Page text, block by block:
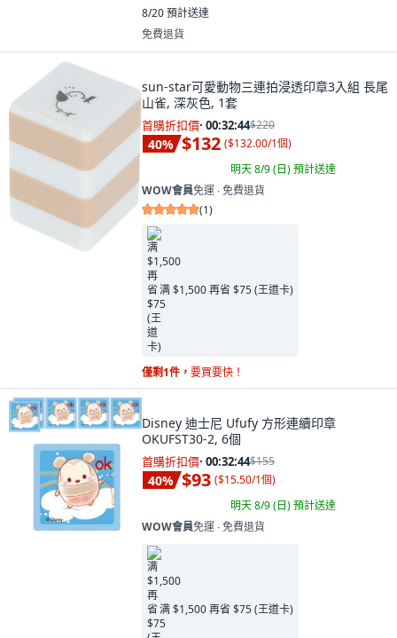
8/20預計送達
免費退貨
sun-star可愛動物三連拍浸透印章3入組 長尾
山雀, 深灰色, 1套
首購折扣價· 00:32:42$220
40% $132 ($132.00/1個)
明天 8/9 (日)預計送達
WOW會員免運 ∙ 免費退貨
(1)
满 $1,500 再省 $75 (王道卡)
僅剩1件， 要買要快！
Disney 迪士尼 Ufufy 方形連續印章
OKUFST30-2, 6個
首購折扣價· 00:32:42$155
40% $93 ($15.50/1個)
明天 8/9 (日)預計送達
WOW會員免運 ∙ 免費退貨
满 $1,500 再省 $75 (王道卡)